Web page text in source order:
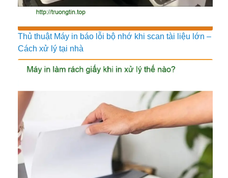
Thủ thuật Máy in báo lỗi bộ nhớ khi scan tài liệu lớn –
Cách xử lý tại nhà